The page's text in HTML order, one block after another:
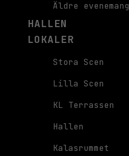
Äldre evenemang
HALLEN
LOKALER
Stora Scen
Lilla Scen
KL Terrassen
Hallen
Kalasrummet